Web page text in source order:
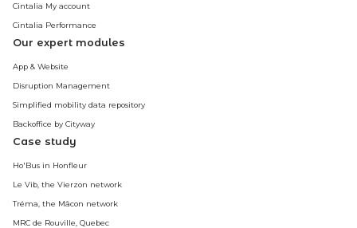
Cintalia My account
Cintalia Performance
Our expert modules
App & Website
Disruption Management
Simplified mobility data repository
Backoffice by Cityway
Case study
Ho'Bus in Honfleur
Le Vib, the Vierzon network
Tréma, the Mâcon network
MRC de Rouville, Quebec